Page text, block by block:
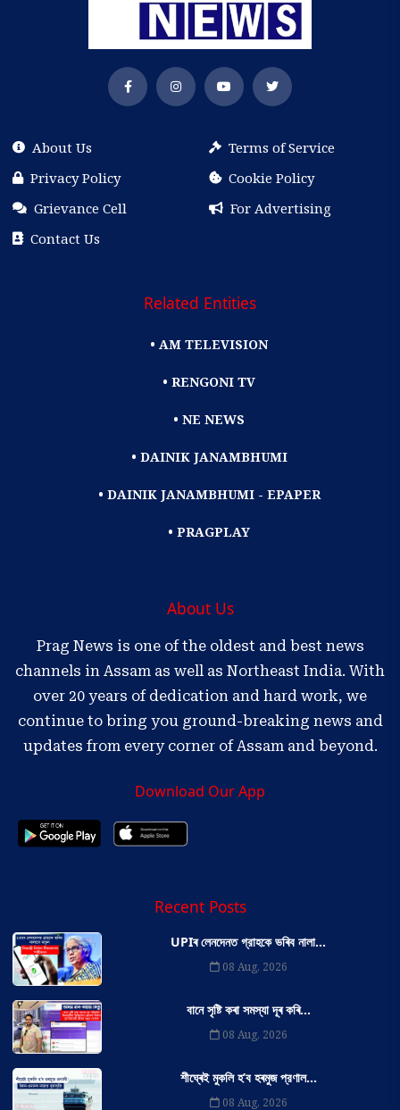
About Us
Terms of Service
Privacy Policy
Cookie Policy
Grievance Cell
For Advertising
Contact Us
Related Entities
• AM TELEVISION
• RENGONI TV
• NE NEWS
• DAINIK JANAMBHUMI
• DAINIK JANAMBHUMI - EPAPER
• PRAGPLAY
About Us
Prag News is one of the oldest and best news
channels in Assam as well as Northeast India. With
over 20 years of dedication and hard work, we
continue to bring you ground-breaking news and
updates from every corner of Assam and beyond.
Download Our App
Recent Posts
UPIৰ লেনদেনত গ্রাহকে ভৰিব নালা...
08 Aug, 2026
বানে সৃষ্টি কৰা সমস্যা দূৰ কৰি...
08 Aug, 2026
শীঘ্ৰেই মুকলি হ’ব হৰমুজ প্রণাল...
08 Aug, 2026